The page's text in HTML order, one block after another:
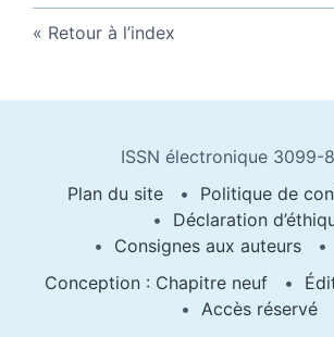
Retour à l’index
ISSN électronique 3099-
Plan du site
Politique de
Déclaration
Consignes aux auteurs
Conception : Chapitre neuf
Accès réservé